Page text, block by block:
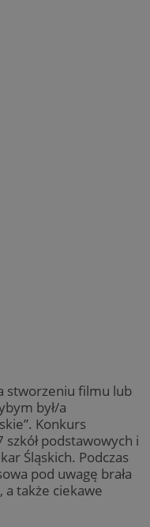
stworzeniu filmu lub
był/a
Konkurs
szkół podstawowych i
Śląskich. Podczas
pod uwagę brała
a także ciekawe